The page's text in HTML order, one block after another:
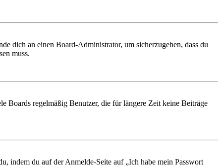
dich an einen Board-Administrator, um sicherzugehen, dass du
muss.
Boards regelmäßig Benutzer, die für längere Zeit keine Beiträge
indem du auf der Anmelde-Seite auf „Ich habe mein Passwort